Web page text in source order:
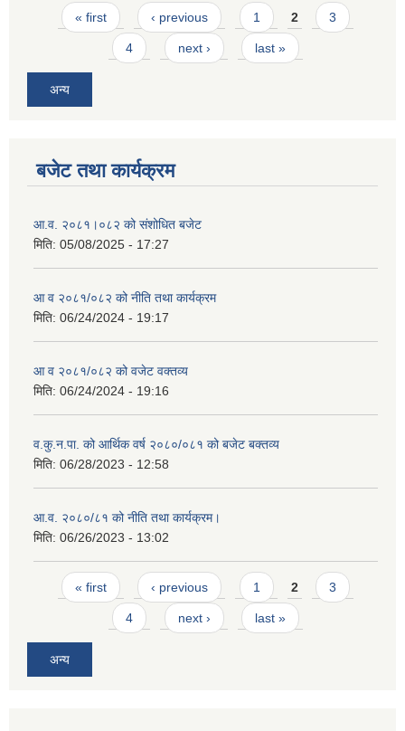
Pages
« first ‹ previous 1 2 3
4 next › last »
अन्य
बजेट तथा कार्यक्रम
आ.व. २०८१।०८२ को संशोधित बजेट
मिति: 05/08/2025 - 17:27
आ व २०८१/०८२ को नीति तथा कार्यक्रम
मिति: 06/24/2024 - 19:17
आ व २०८१/०८२ को वजेट वक्तव्य
मिति: 06/24/2024 - 19:16
व.कु.न.पा. को आर्थिक वर्ष २०८०/०८१ को बजेट बक्तव्य
मिति: 06/28/2023 - 12:58
आ.व. २०८०/८१ को नीति तथा कार्यक्रम।
मिति: 06/26/2023 - 13:02
Pages
« first ‹ previous 1 2 3
4 next › last »
अन्य